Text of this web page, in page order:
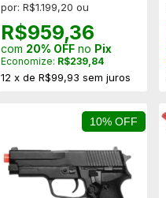
por: R$1.199,20 ou
R$959,36
com 20% OFF no Pix
Economize: R$239,84
12 x de R$99,93 sem juros
10% OFF